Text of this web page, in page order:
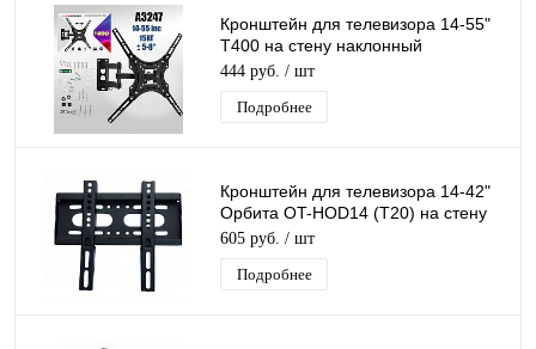
Кронштейн для телевизора 14-55"
T400 на стену наклонный
поворотный для ТВ/Монитора до
15 кг
444 руб. / шт
Подробнее
Кронштейн для телевизора 14-42"
Орбита OT-HOD14 (T20) на стену
для ТВ/Монитора до 25кг
605 руб. / шт
Подробнее